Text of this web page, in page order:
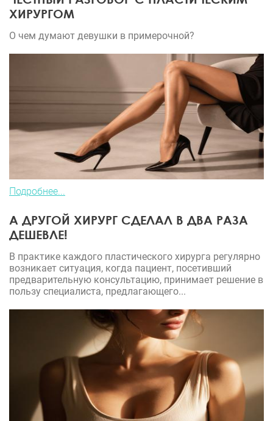
ХИРУРГОМ
О чем думают девушки в примерочной?
Подробнее...
А ДРУГОЙ ХИРУРГ СДЕЛАЛ В ДВА РАЗА
ДЕШЕВЛЕ!
В практике каждого пластического хирурга регулярно
возникает ситуация, когда пациент, посетивший
предварительную консультацию, принимает решение в
пользу специалиста, предлагающего...